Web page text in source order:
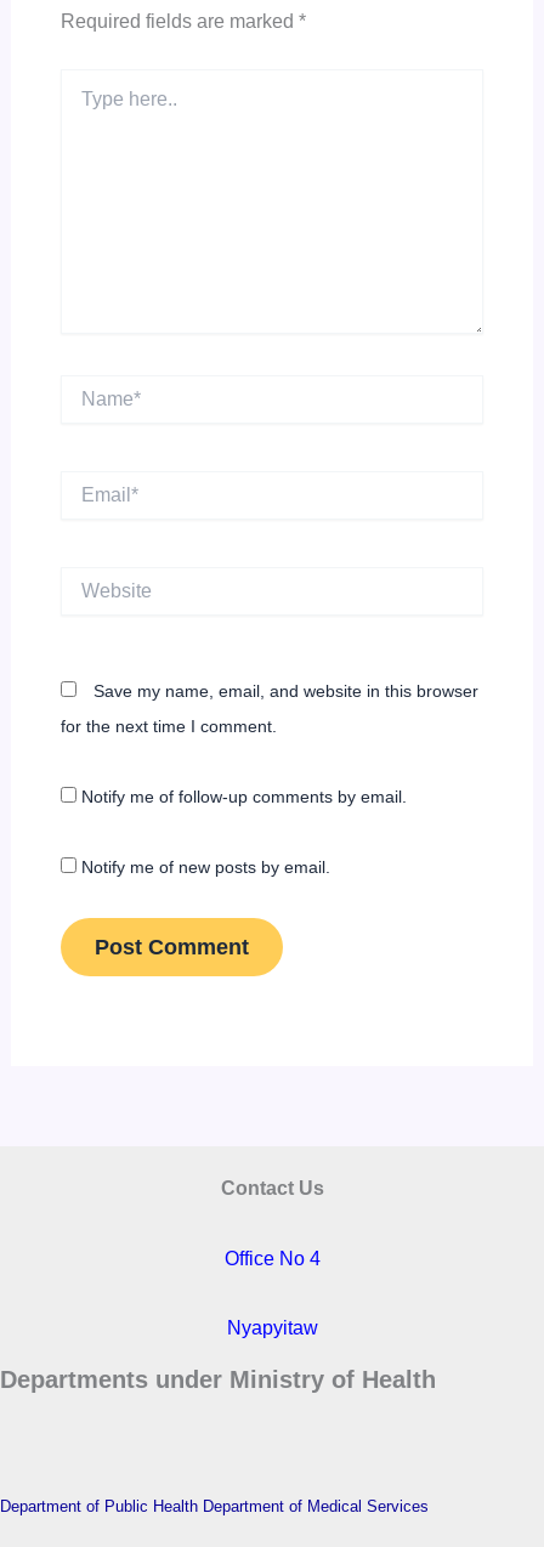
Required fields are marked *
here..
Save my name, email, and website in this browser
for the next time I comment.
Notify me of follow-up comments by email.
Notify me of new posts by email.
Contact Us
Office No 4
Nyapyitaw
Departments under Ministry of Health
Department of Public Health Department of Medical Services